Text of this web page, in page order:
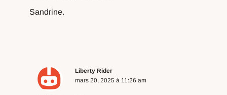
Sandrine.
Liberty Rider
mars 20, 2025 à 11:26 am